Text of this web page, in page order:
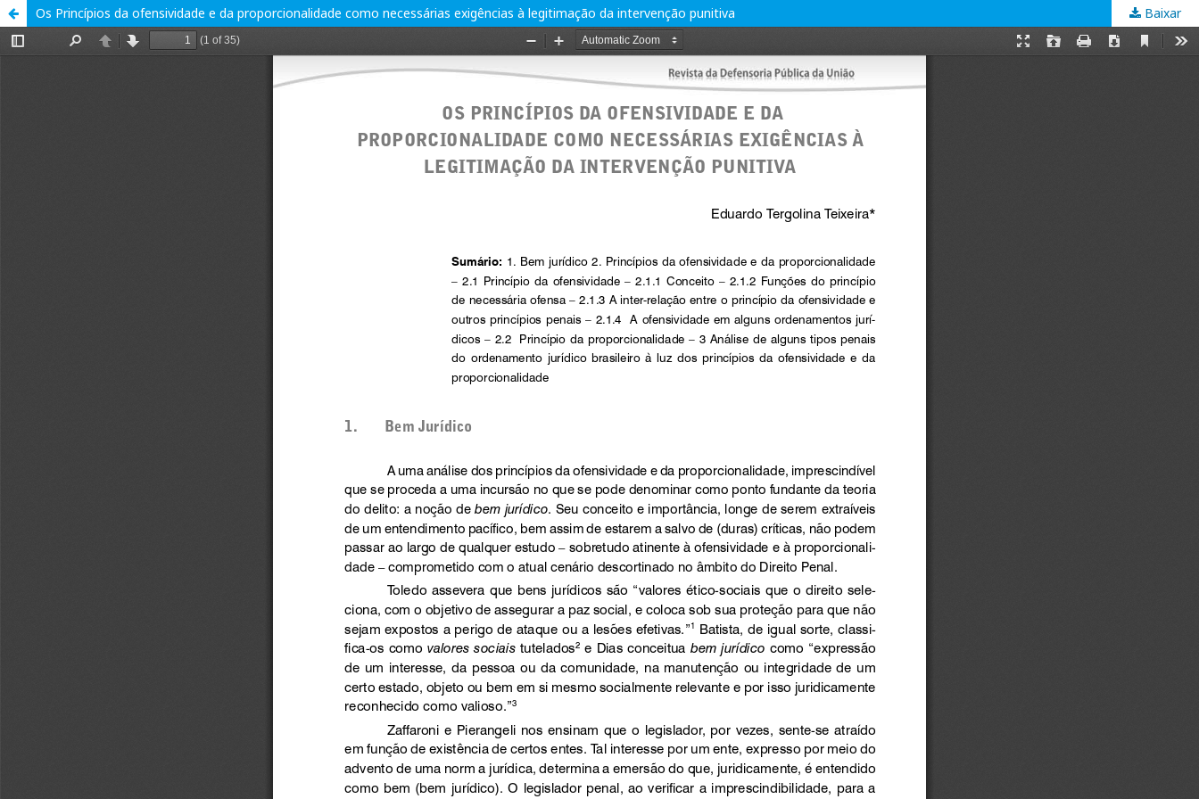
Os Princípios da ofensividade e da proporcionalidade como necessárias exigências à legitimação da intervenção punitiva Baixar